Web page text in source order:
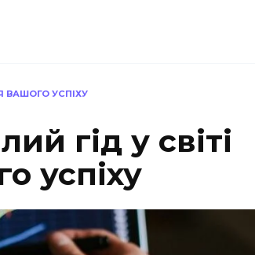
ВАШОГО УСПІХУ
гід у світі
успіху